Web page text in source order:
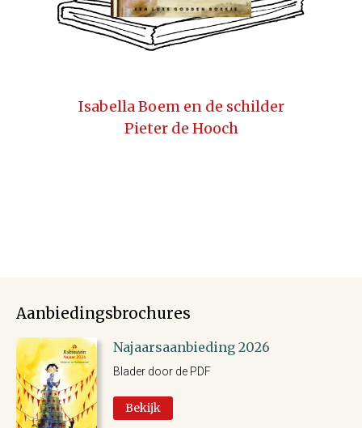
Isabella Boem en de schilder
Pieter de Hooch
Aanbiedingsbrochures
Najaarsaanbieding 2026
Blader door de PDF
Bekijk